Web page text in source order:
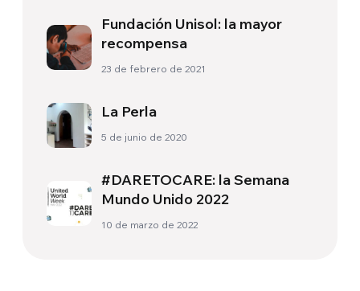
Fundación Unisol: la mayor
recompensa
23 de febrero de 2021
La Perla
5 de junio de 2020
#DARETOCARE: la Semana
Mundo Unido 2022
10 de marzo de 2022